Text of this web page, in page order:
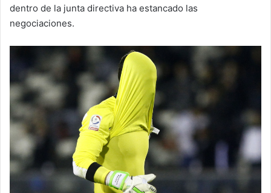
dentro de la junta directiva ha estancado las
negociaciones.